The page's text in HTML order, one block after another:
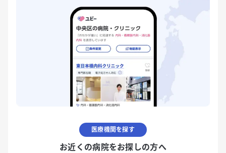
医療機関を探す
お近くの病院をお探しの方へ